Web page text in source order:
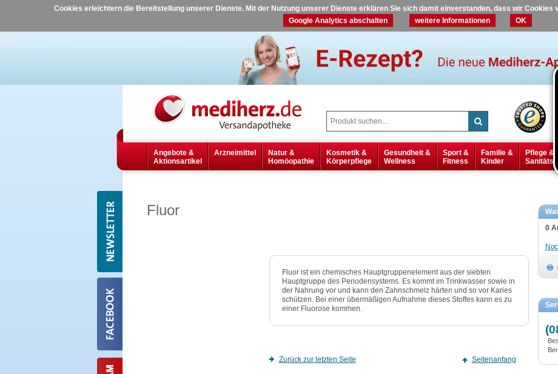
Cookies erleichtern die Bereitstellung unserer Dienste. Mit der Nutzung unserer Dienste erklären Sie sich damit einverstanden, dass wir Cookies
Google Analytics abschalten
weitere Informationen OK
Angebote &
Aktionsartikel
Arzneimittel
Natur &
Homöopathie
Kosmetik &
Körperpflege
Gesundheit &
Wellness
Sport &
Fitness
Familie &
Kinder
Pflege &
Fluor
Fluor ist ein chemisches Hauptgruppenelement aus der siebten
Hauptgruppe des Periodensystems. Es kommt im Trinkwasser sowie in
der Nahrung vor und kann den Zahnschmelz härten und so vor Karies
schützen. Bei einer übermäßigen Aufnahme dieses Stoffes kann es zu
einer Fluorose kommen.
Zurück zur letzten Seite Seitenanfang
0